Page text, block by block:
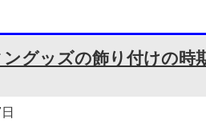
グッズの飾り付けの時